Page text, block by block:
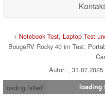
> Notebook Test, Laptop Test
BougeRV Rocky 40 im Test:
Autor: ,
loading failed!
loading